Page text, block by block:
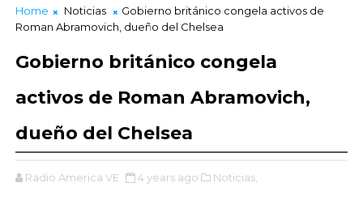
Home Noticias
Gobierno británico congela activos de
Roman Abramovich, dueño del Chelsea
Gobierno británico congela
activos de Roman Abramovich,
dueño del Chelsea
Radio America VE 4 years ago Noticias,